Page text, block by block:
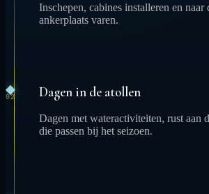
Inschepen, cabines installeren en naar
ankerplaats varen.
02 Dagen in de atollen
Dagen met wateractiviteiten, rust aan
die passen bij het seizoen.